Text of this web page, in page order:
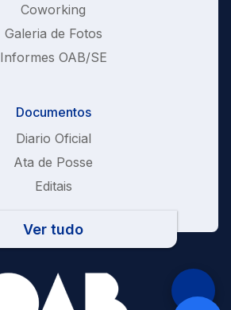
Coworking
Galeria de Fotos
Informes OAB/SE
Documentos
Diario Oficial
Ata de Posse
Editais
Ver tudo